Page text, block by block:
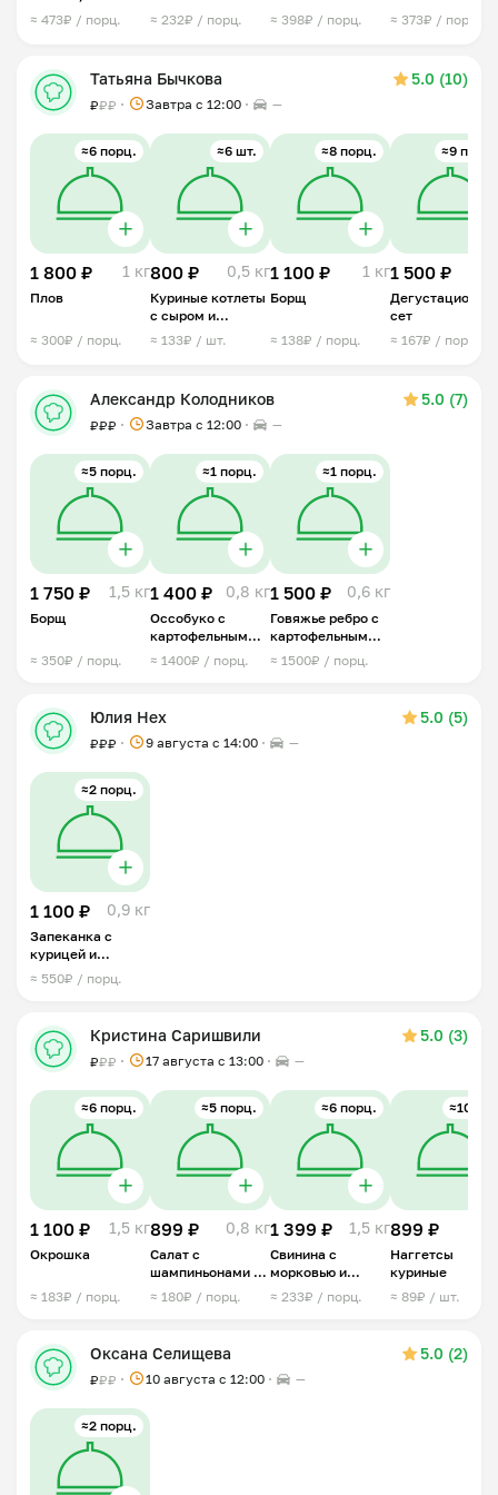
картофелем
≈ 473₽ / порц. ≈ 232₽ / порц.
≈ 398₽ / порц.
≈ 373₽ / порц.
Татьяна Бычкова 5.0 (10)
₽₽₽ Завтра c 12:00 —
≈6 порц.
1 800 ₽ 1 кг
Плов
≈ 300₽ / порц.
≈6 шт.
800 ₽ 0,5 кг
Куриные котлеты
с сыром и
зеленью
≈ 133₽ / шт.
≈8 порц.
1 100 ₽ 1 кг
Борщ
≈ 138₽ / порц.
≈9 порц.
1 500 ₽
сет
≈ 167₽ / порц.
Александр Колодников 5.0 (7)
₽₽₽ Завтра c 12:00 —
≈5 порц.
1 750 ₽ 1,5 кг
Борщ
≈ 350₽ / порц.
≈1 порц.
1 400 ₽ 0,8 кг
Оссобуко с
картофельным
пюре
≈ 1400₽ / порц.
≈1 порц.
1 500 ₽ 0,6 кг
Говяжье ребро с
картофельным
гратеном
≈ 1500₽ / порц.
Юлия Нех 5.0 (5)
₽₽₽ 9 августа с 14:00 —
≈2 порц.
1 100 ₽ 0,9 кг
Запеканка с
курицей и
картофелем
≈ 550₽ / порц.
Кристина Саришвили 5.0 (3)
₽₽₽ 17 августа с 13:00 —
≈6 порц.
1 100 ₽ 1,5 кг
Окрошка
≈ 183₽ / порц.
≈5 порц.
899 ₽ 0,8 кг
Салат с
шампиньонами и
курицей
≈ 180₽ / порц.
≈6 порц.
1 399 ₽ 1,5 кг
Свинина с
морковью и
грибами
≈ 233₽ / порц.
≈10 шт.
899 ₽
Наггетсы
куриные
≈ 89₽ / шт.
Оксана Селищева 5.0 (2)
₽₽₽ 10 августа с 12:00 —
≈2 порц.